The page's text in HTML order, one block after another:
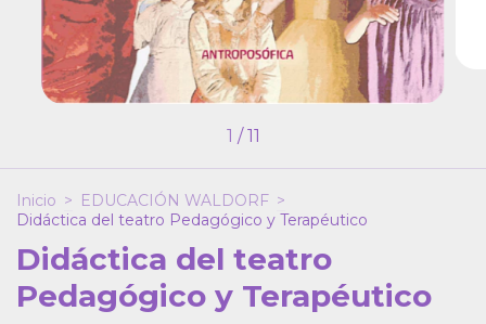
1 / 11
Inicio > EDUCACIÓN WALDORF >
Didáctica del teatro Pedagógico y Terapéutico
Didáctica del teatro
Pedagógico y Terapéutico